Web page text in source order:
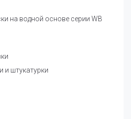
на водной основе серии WB
и штукатурки